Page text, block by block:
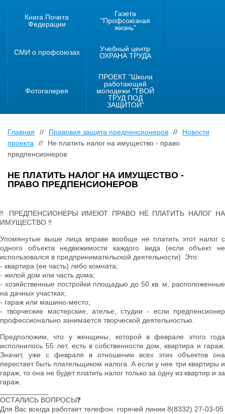
Книга Почета
Федерации
Газета
"Профсоюзная
жизнь"
СМИ о профсоюзах
Учебный центр
ОХРАНА ТРУДА
Фотогалерея
ПРОЕКТ "Школа
работающей
молодежи "ТВОЙ
ТРУД ПОД
ЗАЩИТОЙ"
Главная // Правовая защита предпенсионеров //
Новости
проекта
//
Не платить налог на имущество - право
предпенсионеров
НЕ ПЛАТИТЬ НАЛОГ НА ИМУЩЕСТВО -
ПРАВО ПРЕДПЕНСИОНЕРОВ
‼ ПРЕДПЕНСИОНЕРЫ ИМЕЮТ ПРАВО НЕ ПЛАТИТЬ НАЛОГ НА
ИМУЩЕСТВО ‼
Упомянутые выше лица вправе вообще не платить этот налог с
одного объекта недвижимости каждого вида (если объект не
использовался в предпринимательской деятельности). Это:
- квартира (ее часть) либо комната;
- жилой дом или часть дома;
- хозяйственные постройки площадью до 50 кв. м, расположенные
на дачных участках;
- гараж или машино-место;
- творческие мастерские, ателье, студии - если предпенсионер
профессионально занимается творческой деятельностью.
Предположим, что у женщины, которой в феврале этого года
исполнилось 55 лет, есть в собственности дом, квартира и гараж.
Значит, уже с февраля в отношении всех этих объектов она
перестает быть плательщиком налога. А если у нее три квартиры и
гараж, то она не будет платить налог только за одну из квартир и за
гараж.
ОСТАЛИСЬ ВОПРОСЫ❓
Для Вас всегда работает телефон горячей линии 8(8332) 27-03-05